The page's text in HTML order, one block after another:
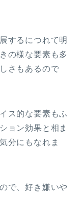
するにつれて明
の様な要素も多
さもあるので
ス的な要素もふ
ョン効果と相ま
分にもなれま
で、好き嫌いや